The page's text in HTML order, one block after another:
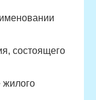
состоящего
жилого